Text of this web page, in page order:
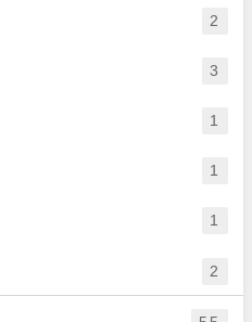
2
3
1
1
1
2